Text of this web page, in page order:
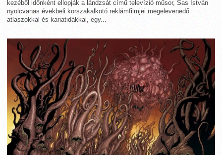
kezéből időnként ellopják a lándzsát című televízió műsor, Sas István
nyolcvanas évekbeli korszakalkotó reklámfilmjei megelevenedő
atlaszokkal és kariatidákkal, egy...